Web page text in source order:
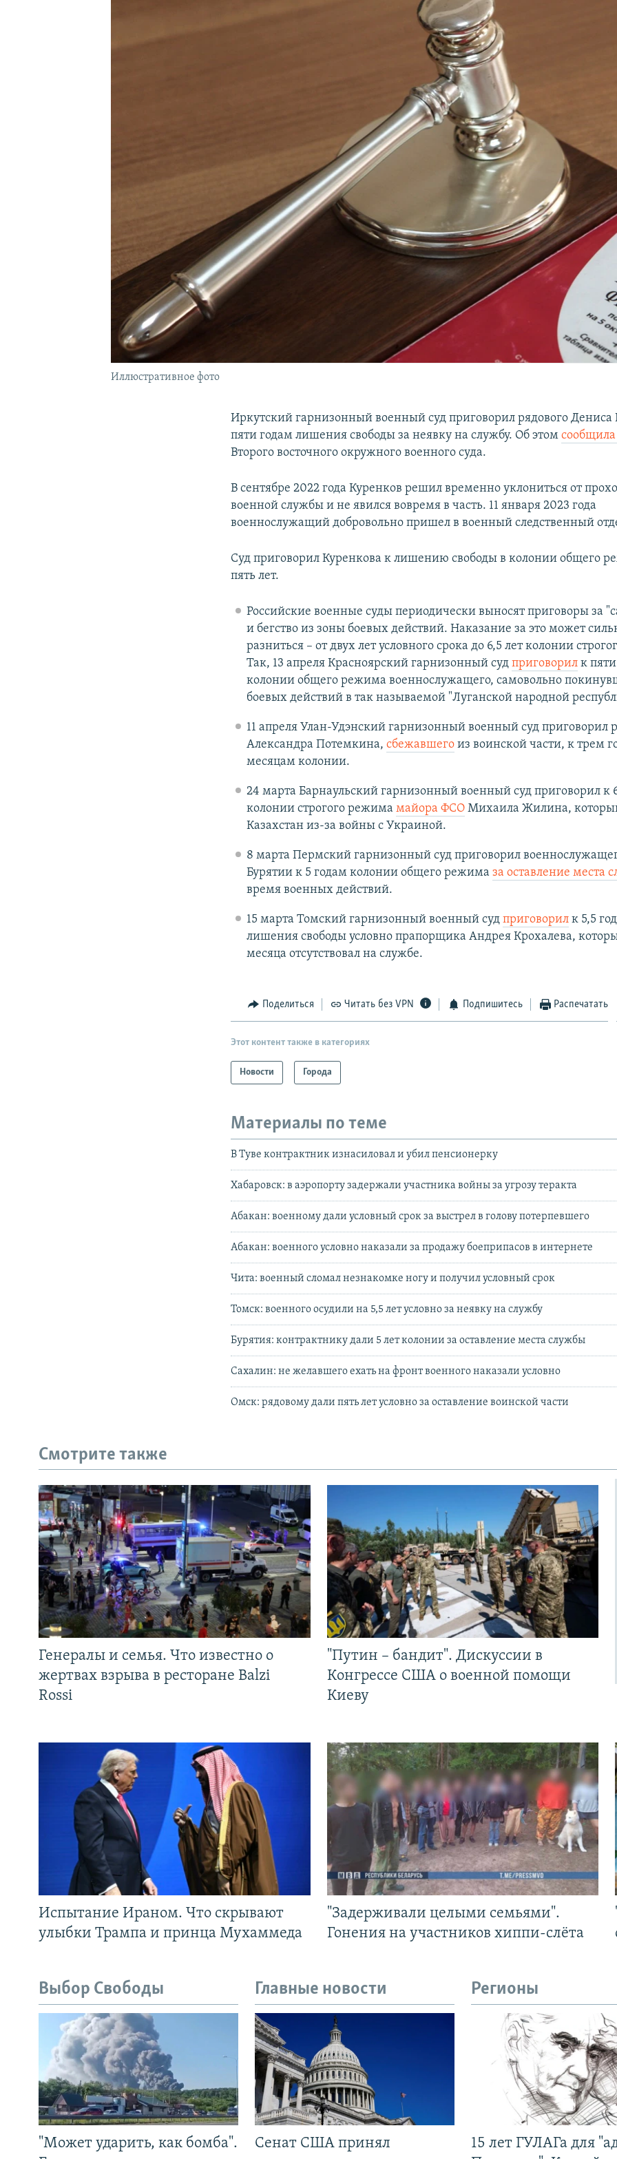
Иллюстративное фото
Иркутский гарнизонный военный суд приговорил рядового Дениса
пяти годам лишения свободы за неявку на службу. Об этом
Второго восточного окружного военного суда.
В сентябре 2022 года Куренков решил временно уклониться от
военной службы и не явился вовремя в часть. 11 января 2023 года
военнослужащий добровольно пришел в военный следственный
Суд приговорил Куренкова к лишению свободы в колонии общего
пять лет.
Российские военные суды периодически выносят приговоры за
и бегство из зоны боевых действий. Наказание за это может
разниться – от двух лет условного срока до 6,5 лет колонии
Так, 13 апреля Красноярский гарнизонный суд приговорилк
колонии общего режима военнослужащего, самовольно
боевых действий в так называемой "Луганской народной
11 апреля Улан-Удэнский гарнизонный военный суд приговорил
Александра Потемкина, сбежавшегоиз воинской части, к трем
месяцам колонии.
24 марта Барнаульский гарнизонный военный суд приговорил к
колонии строгого режима майора ФСОМихаила Жилина,
Казахстан из-за войны с Украиной.
8 марта Пермский гарнизонный суд приговорил
Бурятии к 5 годам колонии общего режима за оставление места
время военных действий.
15 марта Томский гарнизонный военный суд приговорилк 5,5
лишения свободы условно прапорщика Андрея Крохалева,
месяца отсутствовал на службе.
Поделиться Читать без VPN Подпишитесь Распечатать
Этот контент также в категориях
Новости Города
Материалы по теме
В Туве контрактник изнасиловал и убил пенсионерку
Хабаровск: в аэропорту задержали участника войны за угрозу теракта
Абакан: военному дали условный срок за выстрел в голову потерпевшего
Абакан: военного условно наказали за продажу боеприпасов в интернете
Чита: военный сломал незнакомке ногу и получил условный срок
Томск: военного осудили на 5,5 лет условно за неявку на службу
Бурятия: контрактнику дали 5 лет колонии за оставление места службы
Сахалин: не желавшего ехать на фронт военного наказали условно
Омск: рядовому дали пять лет условно за оставление воинской части
Смотрите также
Генералы и семья. Что известно о
жертвах взрыва в ресторане Balzi
Rossi
"Путин – бандит". Дискуссии в
Конгрессе США о военной помощи
Киеву
Испытание Ираном. Что скрывают
улыбки Трампа и принца Мухаммеда
"Задерживали целыми семьями".
Гонения на участников хиппи-слёта
Выбор Свободы
"Может ударить, как бомба".
Главные новости
Сенат США принял
Регионы
15 лет ГУЛАГа для